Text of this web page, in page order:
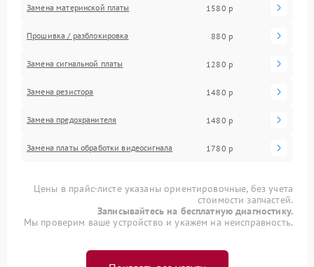
Замена материнской платы 1580 р
Прошивка / разблокировка 880 р
Замена сигнальной платы 1280 р
Замена резистора 1480 р
Замена предохранителя 1480 р
Замена платы обработки видеосигнала 1780 р
Цены в прайс-листе указаны ориентировочные, без учета
стоимости запчастей.
Записывайтесь на бесплатную диагностику.
Мы проверим ваше устройство и укажем на неисправность.